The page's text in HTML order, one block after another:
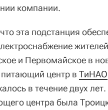
компании.
эта подстанция
и Первомайское в
центр в ТиНАО
в течение двух
центра была